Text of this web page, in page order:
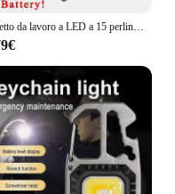
Faretto da lavoro a LED a 15 perline Lampada portatile Lanterna a mano per Makita per Dewalt per Milwaukee per batteria agli ioni di litio Bosch 18V